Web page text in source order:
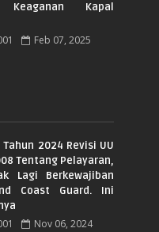
Kapal
Feb 07, 2025
2024 Revisi UU
Tentang Pelayaran,
Lagi Berkewajiban
Coast Guard. Ini
Nov 06, 2024